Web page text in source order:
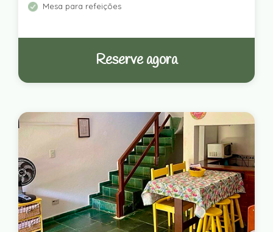
Mesa para refeições
Reserve agora